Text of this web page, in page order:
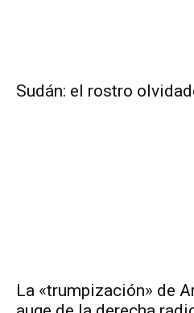
Sudán: el rostro
La «trumpización» de